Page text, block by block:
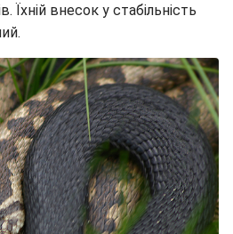
Їхній внесок у стабільність